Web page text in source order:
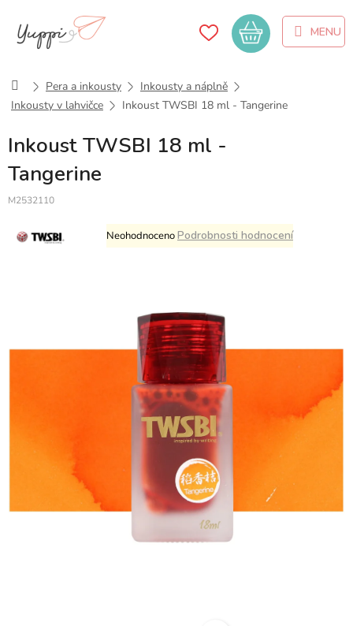
obsah
Nákupní
košík
DomůPera a inkousty
Inkousty a náplně
Inkousty v lahvičce
Inkoust TWSBI 18 ml - Tangerine
Inkoust TWSBI 18 ml -
Tangerine
M2532110
Průměrné
hodnocení
hvězdiček.
NeohodnocenoPodrobnosti hodnocení